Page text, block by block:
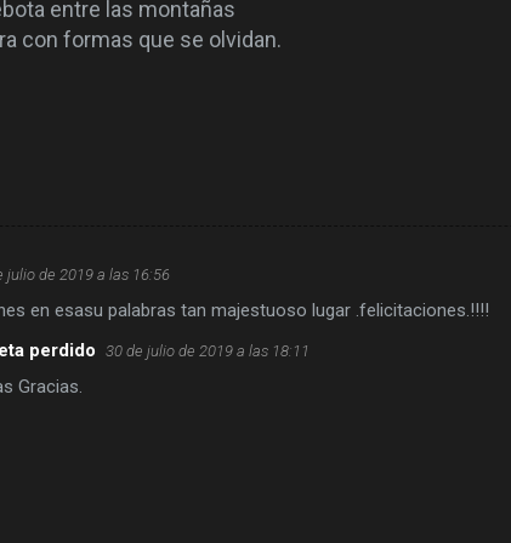
entre las montañas
con formas que se olvidan.
julio de 2019 a las 16:56
en esasu palabras tan majestuoso lugar .felicitaciones.!!!!
perdido 30 de julio de 2019 a las 18:11
Gracias.